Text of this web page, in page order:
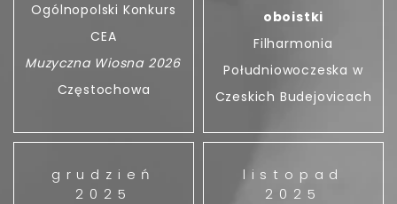
Ogólnopolski Konkurs
CEA
Muzyczna Wiosna 2026
Częstochowa
oboistki
Filharmonia
Południowoczeska w
Czeskich Budejovicach
grudzień
2025
listopad
2025